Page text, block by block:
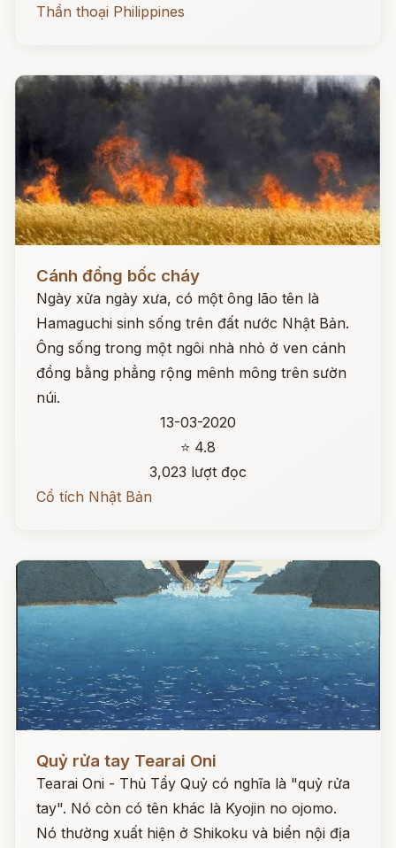
Thần thoại Philippines
Cánh đồng bốc cháy
Ngày xửa ngày xưa, có một ông lão tên là
Hamaguchi sinh sống trên đất nước Nhật Bản.
Ông sống trong một ngôi nhà nhỏ ở ven cánh
đồng bằng phẳng rộng mênh mông trên sườn
núi.
13-03-2020
⭐ 4.8
3,023 lượt đọc
Cổ tích Nhật Bản
Quỷ rửa tay Tearai Oni
Tearai Oni - Thủ Tẩy Quỷ có nghĩa là "quỷ rửa
tay". Nó còn có tên khác là Kyojin no ojomo.
Nó thường xuất hiện ở Shikoku và biển nội địa